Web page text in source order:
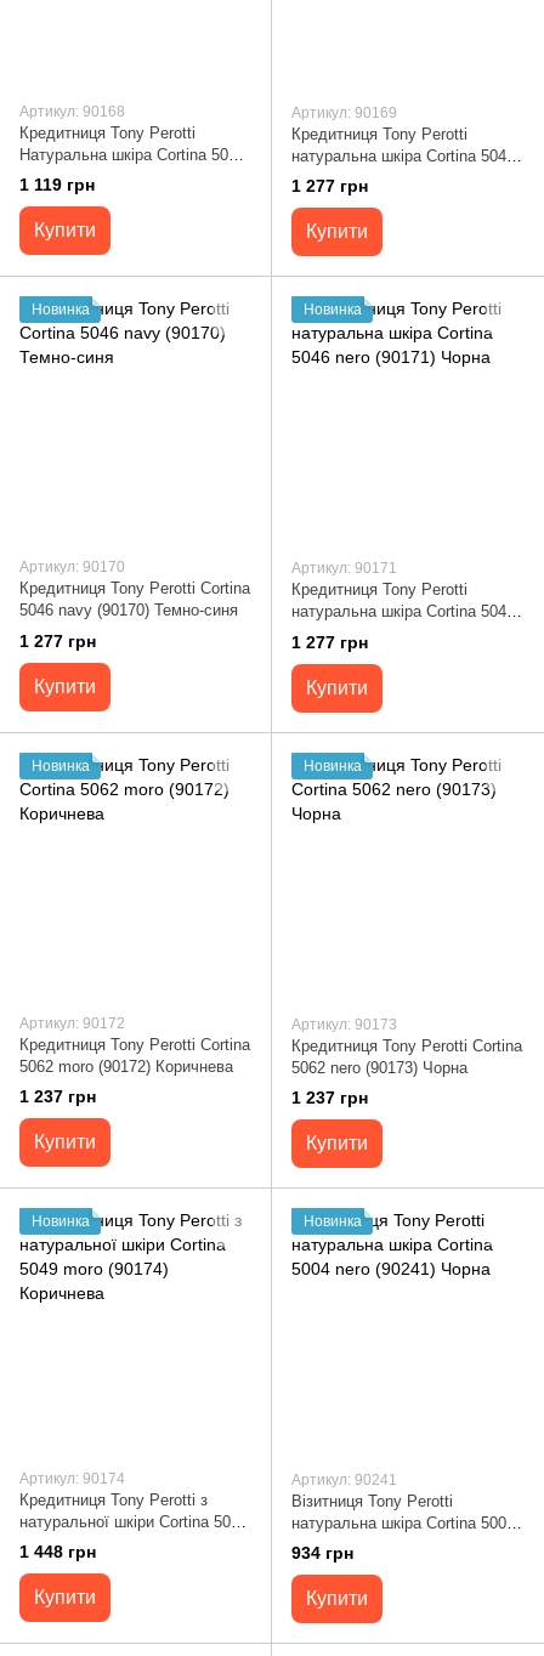
Артикул: 90168
Кредитниця Tony Perotti
Натуральна шкіра Cortina 5043
nero (90168) Чорна
1 119 грн
Купити
Артикул: 90169
Кредитниця Tony Perotti
натуральна шкіра Cortina 5046
moro (90169) Коричнева
1 277 грн
Купити
Новинка
Артикул: 90170
Кредитниця Tony Perotti Cortina
5046 navy (90170) Темно-синя
1 277 грн
Купити
Новинка
Артикул: 90171
Кредитниця Tony Perotti
натуральна шкіра Cortina 5046
nero (90171) Чорна
1 277 грн
Купити
Новинка
Артикул: 90172
Кредитниця Tony Perotti Cortina
5062 moro (90172) Коричнева
1 237 грн
Купити
Новинка
Артикул: 90173
Кредитниця Tony Perotti Cortina
5062 nero (90173) Чорна
1 237 грн
Купити
Новинка
Артикул: 90174
Кредитниця Tony Perotti з
натуральної шкіри Cortina 5049
moro (90174) Коричнева
1 448 грн
Купити
Новинка
Артикул: 90241
Візитниця Tony Perotti
натуральна шкіра Cortina 5004
nero (90241) Чорна
934 грн
Купити